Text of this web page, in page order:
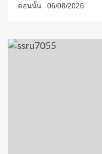
ตอนนั้น 06/08/2026